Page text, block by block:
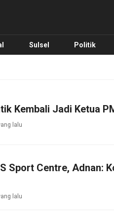
Sulsel Politik
Kembali Jadi Ketua
lalu
Sport Centre, Adnan:
lalu